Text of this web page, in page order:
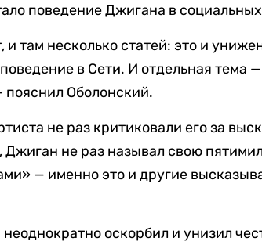
поведение Джигана в
там несколько статей: это и
в Сети. И отдельная тема
пояснил Оболонский.
не раз критиковали его за
Джиган не раз называл свою
— именно это и другие
оскорбил и унизил